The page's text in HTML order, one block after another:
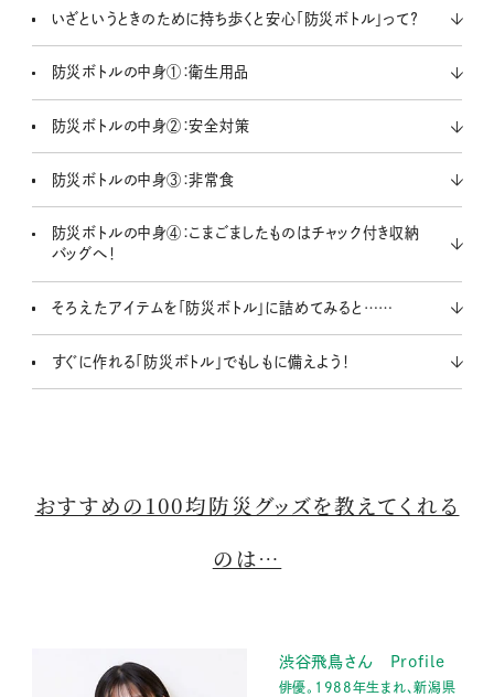
いざというときのために持ち歩くと安心「防災ボトル」って？
防災ボトルの中身①：衛生用品
防災ボトルの中身②：安全対策
防災ボトルの中身③：非常食
防災ボトルの中身④：こまごましたものはチャック付き収納
バッグへ！
そろえたアイテムを「防災ボトル」に詰めてみると……
すぐに作れる「防災ボトル」でもしもに備えよう！
おすすめの100均防災グッズを教えてくれる
のは…
渋谷飛鳥さん Profile
俳優。1988年生まれ、新潟県